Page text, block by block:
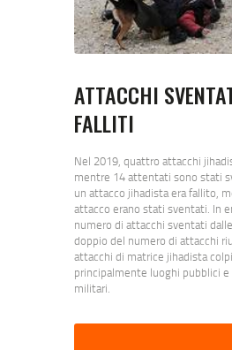
ATTACCHI
FALLITI
Nel 2019, quattro attacchi
mentre 14 attentati sono stati
un attacco jihadista era fallito,
attacco erano stati sventati. In
numero di attacchi sventati
doppio del numero di attacchi
attacchi di matrice jihadista
principalmente luoghi pubblici
militari.